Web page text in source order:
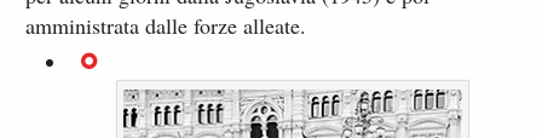
amministrata dalle forze alleate.